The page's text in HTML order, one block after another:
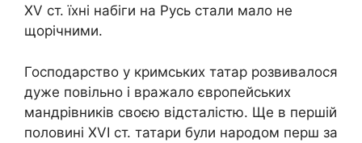
XV ст. їхні набіги на Русь стали мало не
щорічними.
Господарство у кримських татар розвивалося
дуже повільно і вражало європейських
мандрівників своєю відсталістю. Ще в першій
половині XVІ ст. татари були народом перш за